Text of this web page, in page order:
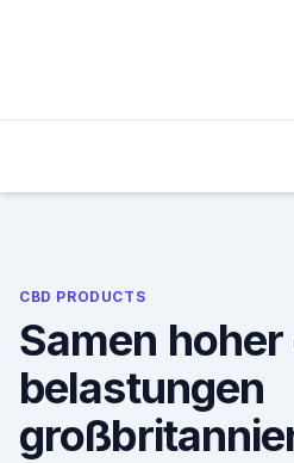
CBD PRODUCTS
Samen
belastungen